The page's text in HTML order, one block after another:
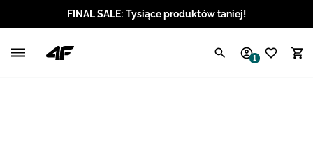
FINAL SALE: Tysiące produktów taniej!
1